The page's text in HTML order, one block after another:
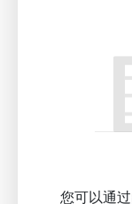
您可以通